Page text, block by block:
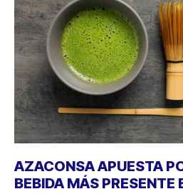
AZACONSA APUESTA
BEBIDA MÁS PRESENTE